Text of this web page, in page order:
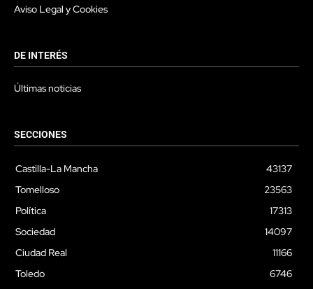
Aviso Legal y Cookies
DE INTERÉS
Últimas noticias
SECCIONES
Castilla-La Mancha
43137
Tomelloso
23563
Política
17313
Sociedad
14097
Ciudad Real
11166
Toledo
6746